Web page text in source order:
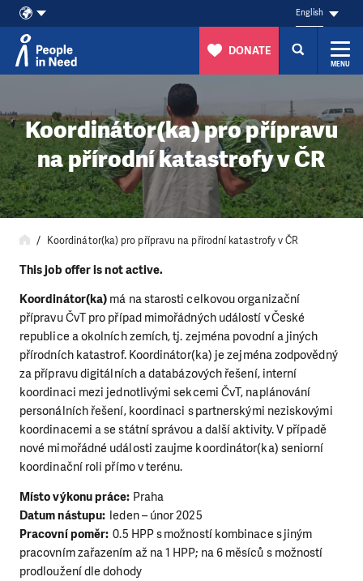
English
DONATE
MENU
Koordinátor(ka) pro přípravu
na přírodní katastrofy v ČR
Koordinátor(ka) pro přípravu na přírodní katastrofy v ČR
This job offer is not active.
Koordinátor(ka) má na starosti celkovou organizační
přípravu ČvT pro případ mimořádných událostí v České
republice a okolních zemích, tj. zejména povodní a jiných
přírodních katastrof. Koordinátor(ka) je zejména zodpovědný
za přípravu digitálních a databázových řešení, interní
koordinaci mezi jednotlivými sekcemi ČvT, naplánování
personálních řešení, koordinaci s partnerskými neziskovými
koordinacemi a se státní správou a další aktivity. V případě
nové mimořádné události zaujme koordinátor(ka) seniorní
koordinační roli přímo v terénu.
Místo výkonu práce: Praha
Datum nástupu: leden – únor 2025
Pracovní poměr: 0.5 HPP s možností kombinace s jiným
pracovním zařazením až na 1 HPP; na 6 měsíců s možností
prodloužení dle dohody